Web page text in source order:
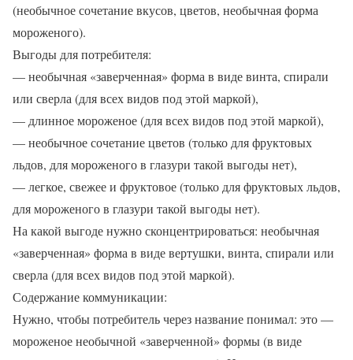
(необычное сочетание вкусов, цветов, необычная форма
мороженого).
Выгоды для потребителя:
— необычная «заверченная» форма в виде винта, спирали
или сверла (для всех видов под этой маркой),
— длинное мороженое (для всех видов под этой маркой),
— необычное сочетание цветов (только для фруктовых
льдов, для мороженого в глазури такой выгоды нет),
— легкое, свежее и фруктовое (только для фруктовых льдов,
для мороженого в глазури такой выгоды нет).
На какой выгоде нужно сконцентрироваться: необычная
«заверченная» форма в виде вертушки, винта, спирали или
сверла (для всех видов под этой маркой).
Содержание коммуникации:
Нужно, чтобы потребитель через название понимал: это —
мороженое необычной «заверченной» формы (в виде